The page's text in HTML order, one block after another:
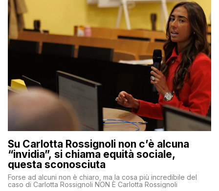
Su Carlotta Rossignoli non c’è alcuna
“invidia”, si chiama equità sociale,
questa sconosciuta
Forse ad alcuni non è chiaro, ma la cosa più incredibile del
caso di Carlotta Rossignoli NON È Carlotta Rossignoli